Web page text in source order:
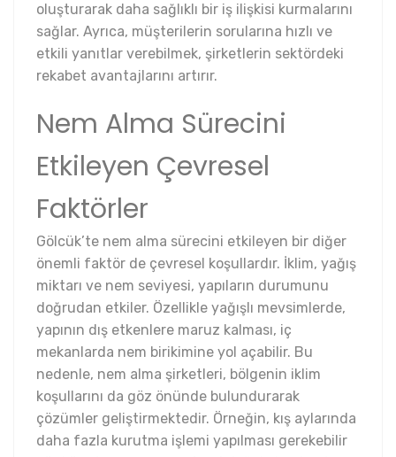
oluşturarak daha sağlıklı bir iş ilişkisi kurmalarını
sağlar. Ayrıca, müşterilerin sorularına hızlı ve
etkili yanıtlar verebilmek, şirketlerin sektördeki
rekabet avantajlarını artırır.
Nem Alma Sürecini
Etkileyen Çevresel
Faktörler
Gölcük’te nem alma sürecini etkileyen bir diğer
önemli faktör de çevresel koşullardır. İklim, yağış
miktarı ve nem seviyesi, yapıların durumunu
doğrudan etkiler. Özellikle yağışlı mevsimlerde,
yapının dış etkenlere maruz kalması, iç
mekanlarda nem birikimine yol açabilir. Bu
nedenle, nem alma şirketleri, bölgenin iklim
koşullarını da göz önünde bulundurarak
çözümler geliştirmektedir. Örneğin, kış aylarında
daha fazla kurutma işlemi yapılması gerekebilir